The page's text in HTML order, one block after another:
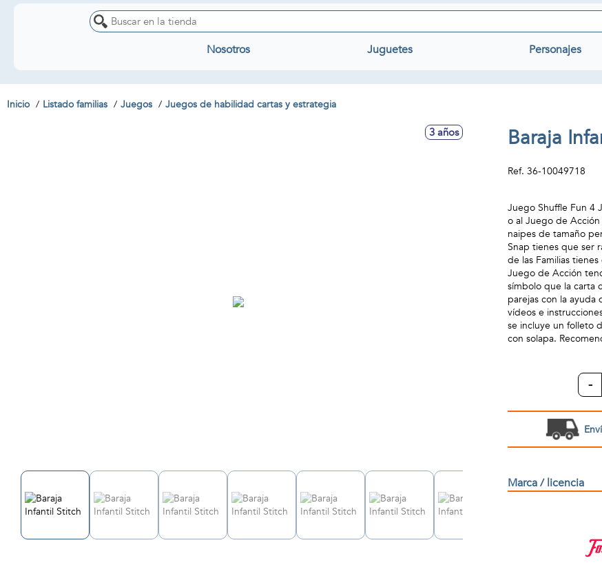
Nosotros Juguetes Personajes
Inicio Listado familias Juegos Juegos de habilidad cartas y estrategia
3 años Baraja
Ref. 36-10049718
Juego Shuffle Fun 4
o al Juego de
naipes de tamaño
Snap tienes que ser
de las Familias
Juego de Acción
símbolo que la carta
parejas con la ayuda
vídeos e
se incluye un folleto
con solapa.
-
Marca / licencia